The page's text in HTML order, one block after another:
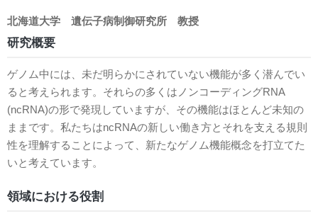
北海道大学 遺伝子病制御研究所 教授
研究概要
ゲノム中には、未だ明らかにされていない機能が多く潜んでい
ると考えられます。それらの多くはノンコーディングRNA
(ncRNA)の形で発現していますが、その機能はほとんど未知の
ままです。私たちはncRNAの新しい働き方とそれを支える規則
性を理解することによって、新たなゲノム機能概念を打立てた
いと考えています。
領域における役割